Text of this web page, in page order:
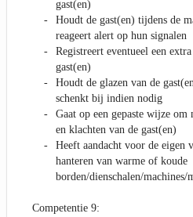
gast(en)
Houdt de gast(en) tijdens de
reageert alert op hun signalen
Registreert eventueel een
gast(en)
Houdt de glazen van de
schenkt bij indien nodig
Gaat op een gepaste wijze
en klachten van de gast(en)
Heeft aandacht voor de eigen
hanteren van warme of koude
borden/dienschalen/machines/
Competentie 9: